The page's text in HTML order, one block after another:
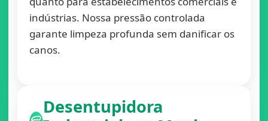
indústrias. Nossa pressão controlada
garante limpeza profunda sem danificar os
canos.
Desentupidora